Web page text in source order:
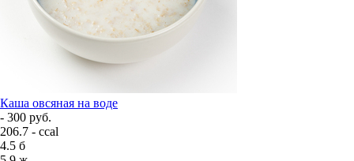
Каша овсяная на воде
- 300 руб.
206.7 - ccal
4.5 б